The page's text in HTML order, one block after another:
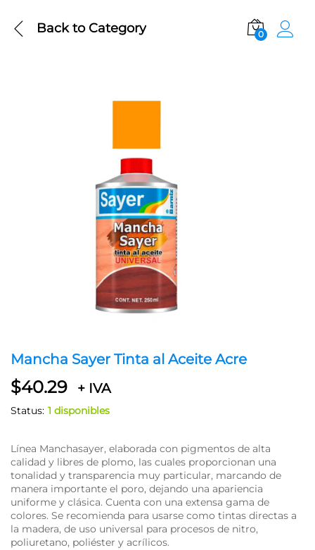
Back toCategory 0
Mancha Sayer Tinta al Aceite Acre
$40.29 + IVA
Status: 1 disponibles
Línea Manchasayer, elaborada con pigmentos de alta
calidad y libres de plomo, las cuales proporcionan una
tonalidad y transparencia muy particular, marcando de
manera importante el poro, dejando una apariencia
uniforme y clásica. Cuenta con una extensa gama de
colores. Se recomienda para usarse como tintas directas a
la madera, de uso universal para procesos de nitro,
poliuretano, poliéster y acrílicos.